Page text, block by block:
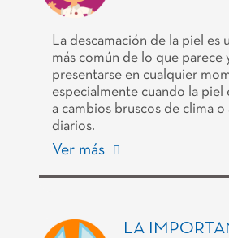
La descamación de la piel es
más común de lo que parece
presentarse en cualquier
especialmente cuando la piel
a cambios bruscos de clima
diarios.
Ver más
LA